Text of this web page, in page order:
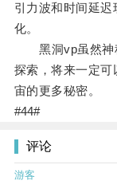
引力波和时间延
化。
黑洞vp虽然神
探索，将来一定
宙的更多秘密。
#44#
评论
游客